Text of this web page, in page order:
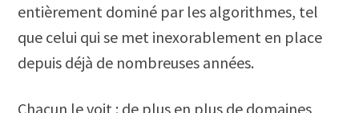
entièrement dominé par les algorithmes, tel
que celui qui se met inexorablement en place
depuis déjà de nombreuses années.
Chacun le voit : de plus en plus de domaines